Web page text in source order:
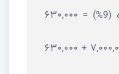
مالیات بر ارزش افزوده (9%) = ۶۳۰,۰۰۰
مبلغ نهایی فاکتور = ۷,۰۰۰,۰۰۰ + ۶۳۰,۰۰۰